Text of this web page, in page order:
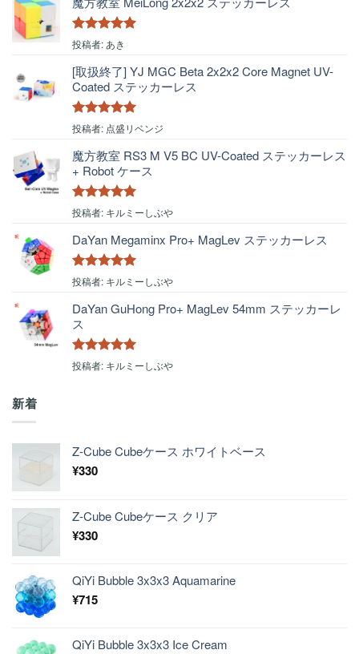
5段階中 5
投稿者: あき
[取扱終了] YJ MGC Beta 2x2x2 Core Magnet UV-
Coated ステッカーレス
5段階中5の
投稿者: 点盛リベンジ
魔方教室 RS3 M V5 BC UV-Coated ステッカーレス
+ Robot ケース
5段階中 5 の
投稿者: キルミーしぶや
DaYan Megaminx Pro+ MagLev ステッカーレス
5段階中 5 の
投稿者: キルミーしぶや
DaYan GuHong Pro+ MagLev 54mm ステッカーレ
ス
5段階中 5 の
投稿者: キルミーしぶや
新着
Z-Cube Cubeケース ホワイトベース
¥330
Z-Cube Cubeケース クリア
¥330
QiYi Bubble 3x3x3 Aquamarine
¥715
QiYi Bubble 3x3x3 Ice Cream